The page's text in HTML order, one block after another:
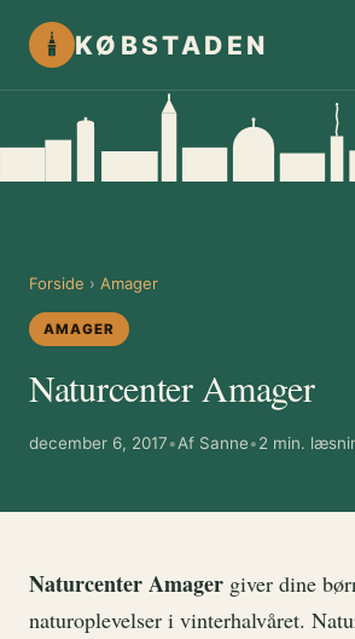
KØBSTADEN
Forside › Amager
AMAGER
Naturcenter Amager
december 6, 2017•Af Sanne•2 min.
Naturcenter Amager giver dine
naturoplevelser i vinterhalvåret.